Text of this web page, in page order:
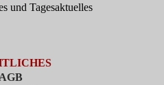
und Tagesaktuelles
AGB